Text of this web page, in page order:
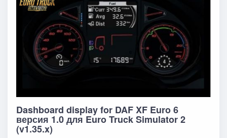
Dashboard display for DAF XF Euro 6
версия 1.0 для Euro Truck Simulator 2
(v1.35.x)